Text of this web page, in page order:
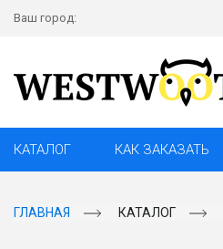
Ваш город:
КАТАЛОГ КАК ЗАКАЗАТЬ
ГЛАВНАЯ КАТАЛОГ